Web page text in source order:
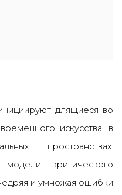
длящиеся во
искусства, в
пространствах.
критического
и умножая ошибки